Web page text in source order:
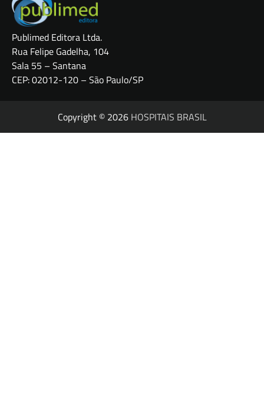
Publimed Editora Ltda.
Rua Felipe Gadelha, 104
Sala 55 – Santana
CEP: 02012-120 – São Paulo/SP
Copyright © 2026 HOSPITAIS BRASIL